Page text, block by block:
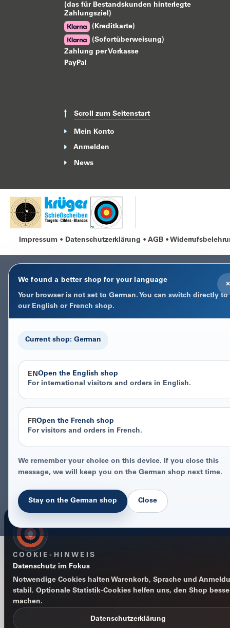
(das für Bestandskunden hinterlegte
Zahlungsziel)
(Kreditkarte)
(Sofortüberweisung)
Zahlung per Vorkasse
PayPal
Scroll zum Seitenstart
Mein Konto
Anmelden
News
Impressum Datenschutzerklärung AGB
×
We found a better shop for your language
Your browser is not set to German. You can switch directly to
our English or French shop.
Current shop: German
EN Open the English shop
For international visitors and orders in English.
FROpen the French shop
For visitors and orders in French.
We remember your choice on this device. If you close this
message, we will keep you on the German shop next time.
Stay on the German shop Close
COOKIE-HINWEIS
Datenschutz im Fokus
Notwendige Cookies halten Warenkorb, Sprache und
stabil. Optionale Statistik-Cookies helfen uns, den Shop
machen.
Datenschutzerklärung